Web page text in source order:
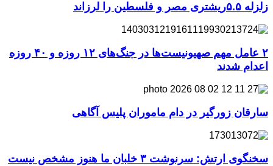
زلزله ۵.۵ریشتری مصر و فلسطین را لرزاند
۲ عامل مهم صهیونیست‌ها در جنگ‌های ۱۲ روزه و ۴۰ روزه
اعدام شدند
سارقان زورگیر در دام ماموران پلیس آگاهی
سخنگوی ارتش: سرنوشت ۳ خلبان ما هنوز مشخص نیست